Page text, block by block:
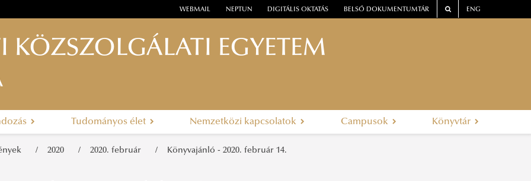
WEBMAIL NEPTUN DIGITÁLIS OKTATÁS BELSŐ DOKUMENTUMTÁR ENG
KÖZSZOLGÁLATI EGYETEM
Tudományos élet Nemzetközi kapcsolatok Campusok Könyvtár
2020 2020. február Könyvajánló - 2020. február 14.